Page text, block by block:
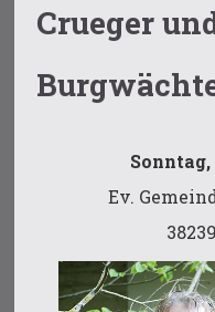
Crueger
Sonntag,
Ev.